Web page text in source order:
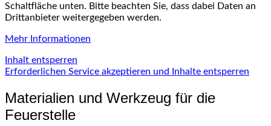
Schaltfläche unten. Bitte beachten Sie, dass dabei Daten an
Drittanbieter weitergegeben werden.
Mehr Informationen
Inhalt entsperren
Erforderlichen Service akzeptieren und Inhalte entsperren
Materialien und Werkzeug für die
Feuerstelle